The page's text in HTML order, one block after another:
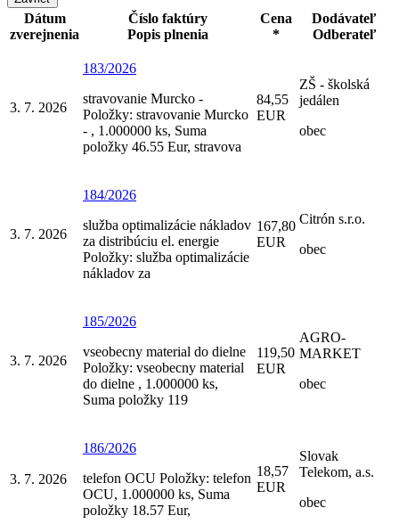
Dátum
zverejnenia
Číslo faktúry
Popis plnenia
Cena
*
Dodávateľ
Odberateľ
3. 7. 2026
183/2026
stravovanie Murcko -
Položky: stravovanie Murcko
- , 1.000000 ks, Suma
položky 46.55 Eur, stravova
84,55
EUR
ZŠ - školská
jedálen
obec
3. 7. 2026
184/2026
služba optimalizácie nákladov
za distribúciu el. energie
Položky: služba optimalizácie
nákladov za
167,80
EUR
Citrón s.r.o.
obec
3. 7. 2026
185/2026
vseobecny material do dielne
Položky: vseobecny material
do dielne , 1.000000 ks,
Suma položky 119
119,50
EUR
AGRO-
MARKET
obec
3. 7. 2026
186/2026
telefon OCU Položky: telefon
OCU, 1.000000 ks, Suma
položky 18.57 Eur,
18,57
EUR
Slovak
Telekom, a.s.
obec